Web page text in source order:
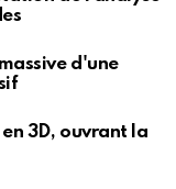
d'une
3D, ouvrant la